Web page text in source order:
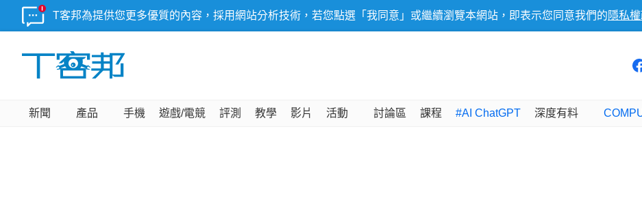
T客邦為提供您更多優質的內容，採用網站分析技術，若您點選「我同意」或繼續瀏覽本網站，即表示您同意我們的 隱私
新聞 產品 手機 遊戲/電競 評測 教學 影片 活動 討論區 課程 #AI ChatGPT 深度有料